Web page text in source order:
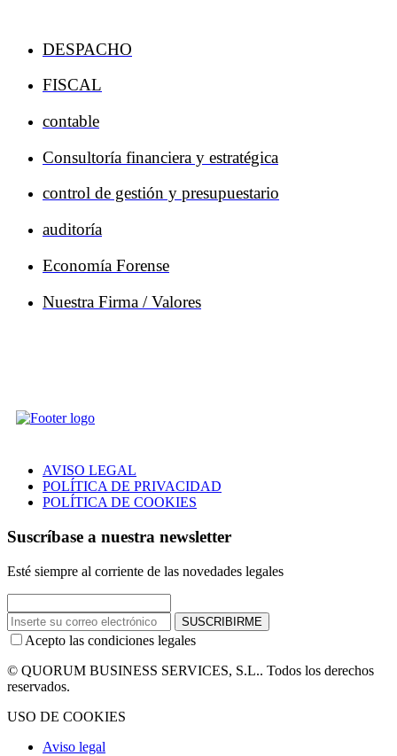
DESPACHO
FISCAL
contable
Consultoría financiera y estratégica
control de gestión y presupuestario
auditoría
Economía Forense
Nuestra Firma / Valores
AVISO LEGAL
POLÍTICA DE PRIVACIDAD
POLÍTICA DE COOKIES
Suscríbase a nuestra newsletter
Esté siempre al corriente de las novedades legales
SUSCRIBIRME
Acepto las condiciones legales
© QUORUM BUSINESS SERVICES, S.L.. Todos los derechos
reservados.
USO DE COOKIES
Aviso legal